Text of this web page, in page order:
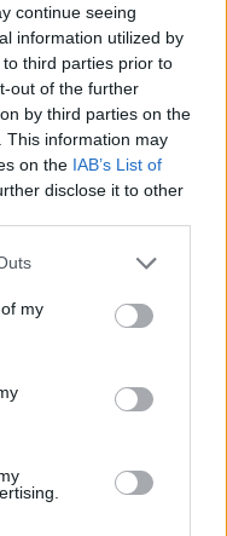
continue seeing
information utilized by
third parties prior to
out of the further
by third parties on the
This information may
on the IAB’s List of
disclose it to other
my
körben bevonó
az EU-
miniszterei
- számol be
közleménye szerint a
Pál klíma- és
jelezte:
egy útitervet
"az uniós